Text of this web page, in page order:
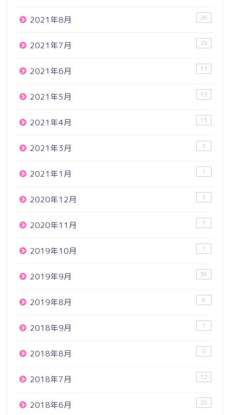
2021年8月 26
2021年7月 29
2021年6月 17
2021年5月 13
2021年4月 15
2021年3月 2
2021年1月 1
2020年12月 3
2020年11月 1
2019年10月 1
2019年9月 36
2019年8月 6
2018年9月 1
2018年8月 8
2018年7月 12
2018年6月 20